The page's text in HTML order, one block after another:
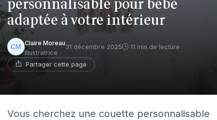
personnalisable pour bébé
adaptée à votre intérieur
Claire Moreau
Illustratrice
31 décembre 2025 11 min de lecture
Partager cette page
Vous cherchez une couette personnalisable